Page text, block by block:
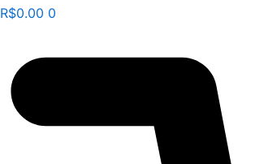
R$0.00 0